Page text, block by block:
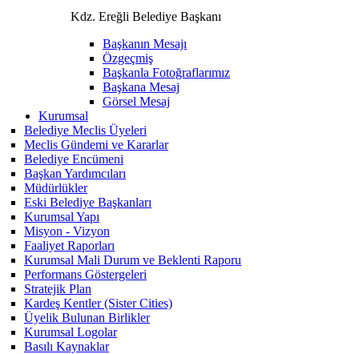
Kdz. Ereğli Belediye Başkanı
Başkanın Mesajı
Özgeçmiş
Başkanla Fotoğraflarımız
Başkana Mesaj
Görsel Mesaj
Kurumsal
Belediye Meclis Üyeleri
Meclis Gündemi ve Kararlar
Belediye Encümeni
Başkan Yardımcıları
Müdürlükler
Eski Belediye Başkanları
Kurumsal Yapı
Misyon - Vizyon
Faaliyet Raporları
Kurumsal Mali Durum ve Beklenti Raporu
Performans Göstergeleri
Stratejik Plan
Kardeş Kentler (Sister Cities)
Üyelik Bulunan Birlikler
Kurumsal Logolar
Basılı Kaynaklar